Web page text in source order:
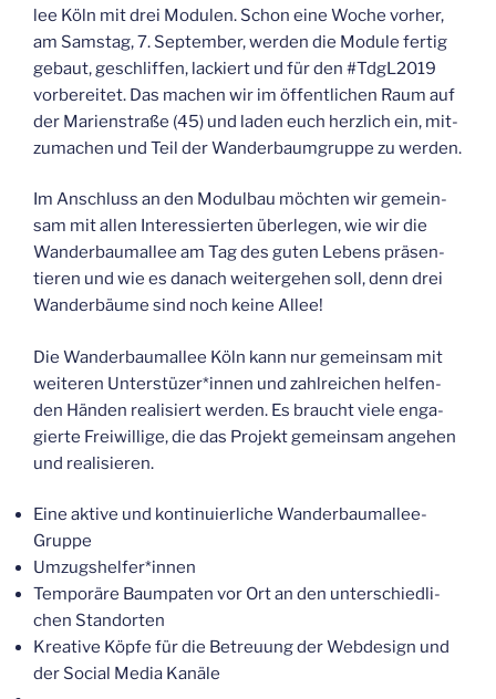
lee Köln mit drei Modu­len. Schon eine Woche vor­her,
am Sams­tag, 7. Sep­tem­ber, wer­den die Modu­le fer­tig
gebaut, geschlif­fen, lackiert und für den #TdgL2019
vor­be­rei­tet. Das machen wir im öffent­li­chen Raum auf
der Mari­en­stra­ße (45) und laden euch herz­lich ein, mit­
zu­ma­chen und Teil der Wan­der­baum­grup­pe zu werden.
Im Anschluss an den Modul­bau möch­ten wir gemein­
sam mit allen Inter­es­sier­ten über­le­gen, wie wir die
Wan­der­baum­al­lee am Tag des guten Lebens prä­sen­
tie­ren und wie es danach wei­ter­ge­hen soll, denn drei
Wan­der­bäu­me sind noch kei­ne Allee!
Die Wan­der­baum­al­lee Köln kann nur gemein­sam mit
wei­te­ren Unterstüzer*innen und zahl­rei­chen hel­fen­
den Hän­den rea­li­siert wer­den. Es braucht vie­le enga­
gier­te Frei­wil­li­ge, die das Pro­jekt gemein­sam ange­hen
und realisieren.
Eine akti­ve und kon­ti­nu­ier­li­che Wanderbaumallee-
Gruppe
Umzugshelfer*innen
Tem­po­rä­re Baum­pa­ten vor Ort an den unter­schied­li­
chen Standorten
Krea­ti­ve Köp­fe für die Betreu­ung der Web­de­sign und
der Social Media Kanäle